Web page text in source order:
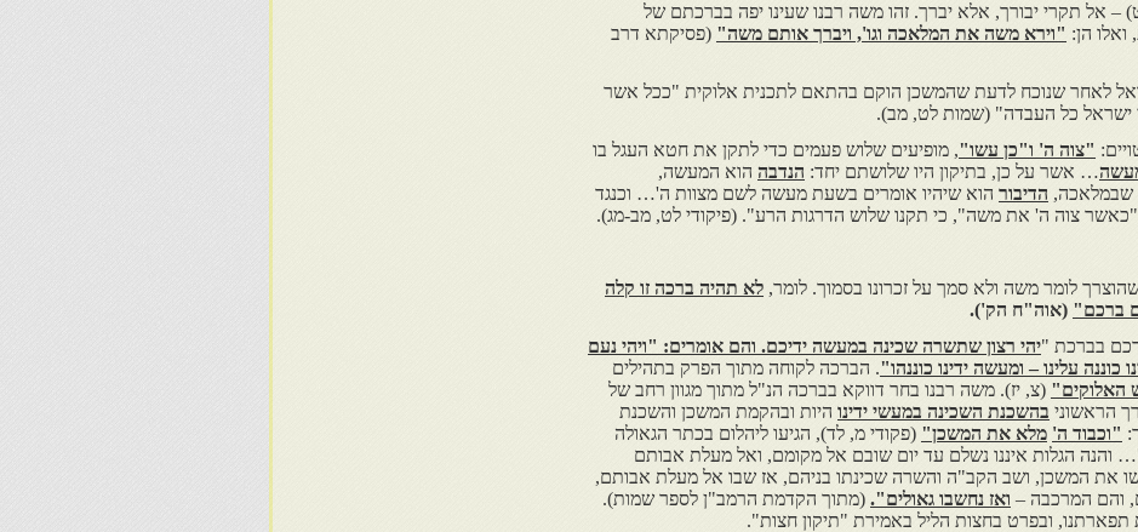
– אל תקרי יבורך, אלא יברך. זהו משה רבנו שעינו יפה בברכתם של
הן: "וירא משה את המלאכה וגו', ויברך אותם משה" (פסיקתא דרב
לאחר שנוכח לדעת שהמשכן הוקם בהתאם לתכנית אלוקית "ככל אשר
ישראל כל העבדה" (שמות לט, מב).
"צוה ה' ו"כן עשו", מופיעים שלוש פעמים כדי לתקן את חטא העגל בו
… אשר על כן, בתיקון היו שלושתם יחד: הנדבה הוא המעשה,
שבמלאכה, הדיבור הוא שיהיו אומרים בשעת מעשה לשם מצוות ה'… וכנגד
צוה ה' את משה", כי תקנו שלוש הדרגות הרע". (פיקודי לט, מב-מג).
לומר משה ולא סמך על זכרונו בסמוך. לומר, לא תהיה ברכה זו קלה
ברכם" (אוה"ח הק').
בברכת "יהי רצון שתשרה שכינה במעשה ידיכם. והם אומרים: "ויהי נעם
כוננה עלינו – ומעשה ידינו כוננהו". הברכה לקוחה מתוך הפרק בתהילים
האלוקים" (צ, יז). משה רבנו בחר דווקא בברכה הנ"ל מתוך מגוון רחב של
הראשוני בהשכנת השכינה במעשי ידינו היות ובהקמת המשכן והשכנת
"וכבוד ה' מלא את המשכן" (פקודי מ, לד), הגיעו ליהלום בכתר הגאולה
והנה הגלות איננו נשלם עד יום שובם אל מקומם, ואל מעלת אבותם
את המשכן, ושב הקב"ה והשרה שכינתו בניהם, אז שבו אל מעלת אבותם,
והם המרכבה – ואז נחשבו גאולים". (מתוך הקדמת הרמב"ן לספר שמות).
תפארתנו, ובפרט בחצות הליל באמירת "תיקון חצות".